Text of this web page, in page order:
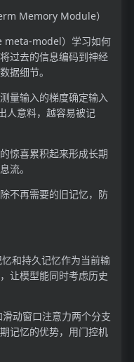
Memory Module）
meta-model）学习如何
过去的信息编码到神经
据细节。
量输入的梯度确定输入
人意料，越容易被记
惊喜累积起来形成长期
流。
不再需要的旧记忆，防
和持久记忆作为当前输
让模型能同时考虑历史
动窗口注意力两个分支
记忆的优势，用门控机